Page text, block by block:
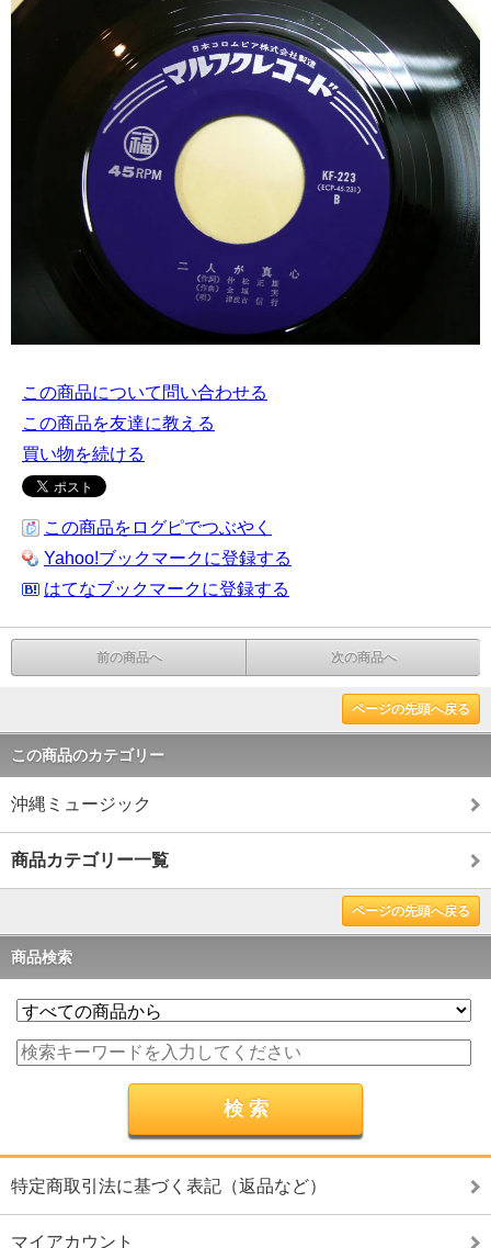
この商品について問い合わせる
この商品を友達に教える
買い物を続ける
この商品をログピでつぶやく
Yahoo!ブックマークに登録する
はてなブックマークに登録する
前の商品へ 次の商品へ
ページの先頭へ戻る
この商品のカテゴリー
沖縄ミュージック
商品カテゴリー一覧
ページの先頭へ戻る
商品検索
特定商取引法に基づく表記（返品など）
マイアカウント